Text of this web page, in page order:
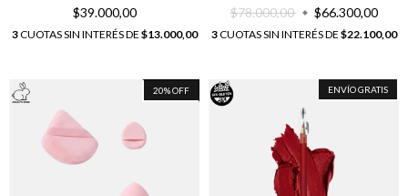
$39.000,00
3CUOTAS SIN INTERÉS DE $13.000,00
$78.000,00
$66.300,00
3CUOTAS SIN INTERÉS DE $22.100,00
20%OFF ENVÍO GRATIS